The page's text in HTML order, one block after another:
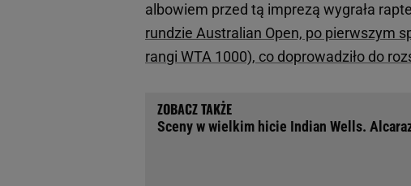
albowiem przed tą imprezą wygrała
rundzie Australian Open, po pierwszym
rangi WTA 1000), co doprowadziło do
Sceny w wielkim hicie Indian Wells.